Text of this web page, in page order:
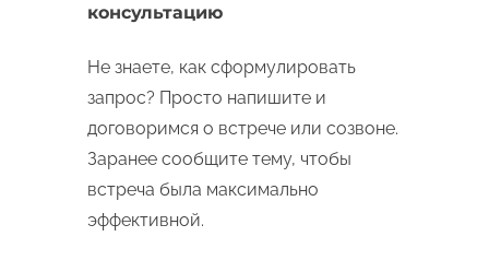
консультацию
Не знаете, как сформулировать
запрос? Просто напишите и
договоримся о встрече или созвоне.
Заранее сообщите тему, чтобы
встреча была максимально
эффективной.